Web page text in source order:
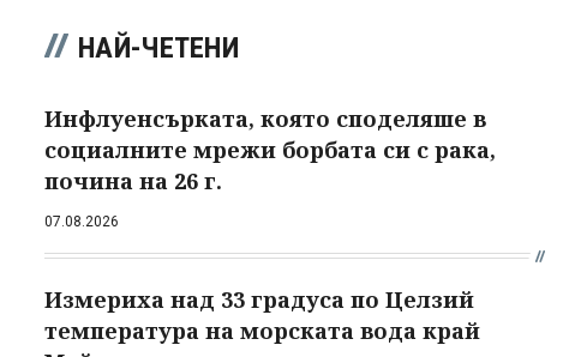
НАЙ-ЧЕТЕНИ
Инфлуенсърката, която споделяше в
социалните мрежи борбата си с рака,
почина на 26 г.
07.08.2026
Измериха над 33 градуса по Целзий
температура на морската вода край